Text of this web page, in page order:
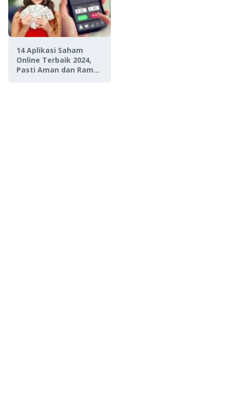
14 Aplikasi Saham
Online Terbaik 2024,
Pasti Aman dan Ramah